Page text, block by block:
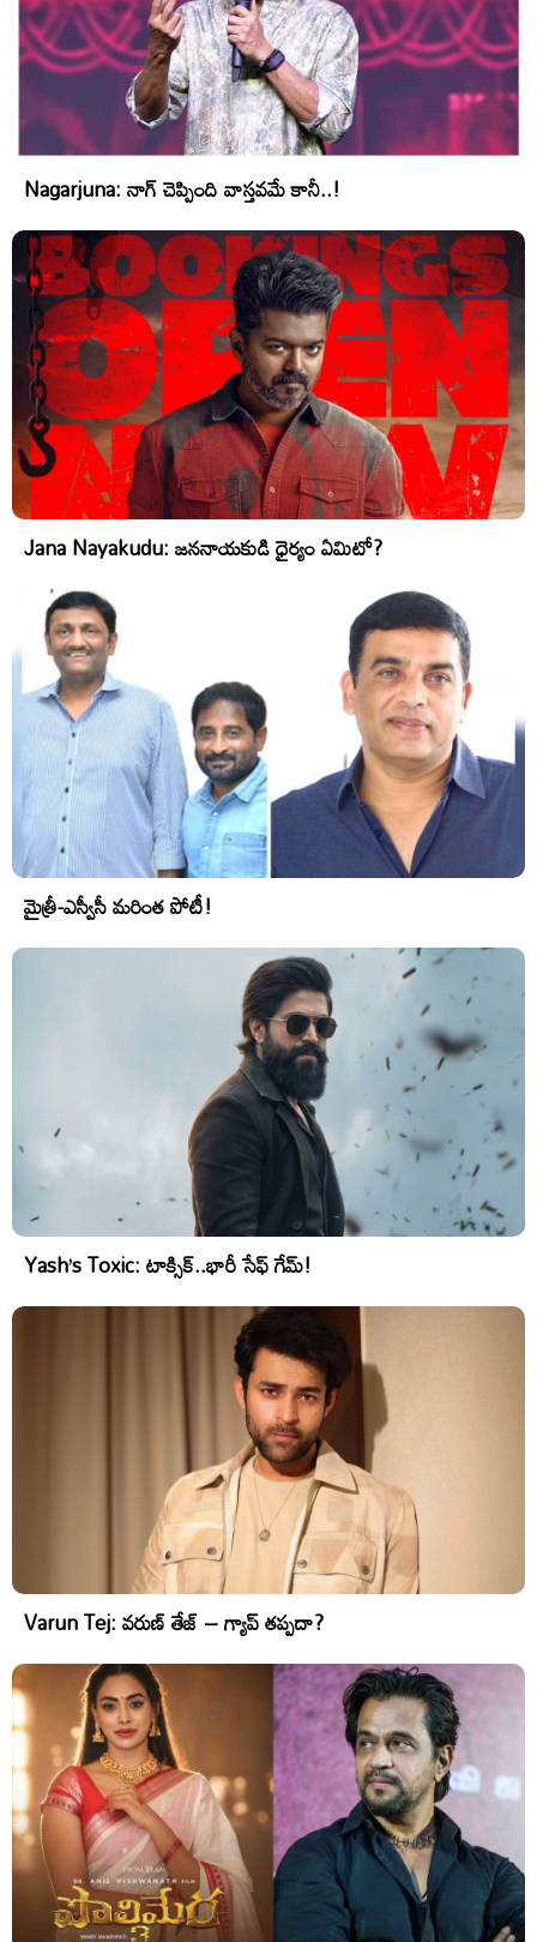
Nagarjuna: నాగ్ చెప్పింది వాస్తవమే కానీ..!
Jana Nayakudu: జననాయకుడి ధైర్యం ఏమిటో?
మైత్రీ-ఎస్వీసీ మరింత పోటీ!
Yash’s Toxic: టాక్సిక్..భారీ సేఫ్ గేమ్!
Varun Tej: వరుణ్ తేజ్ – గ్యాప్ తప్పదా?